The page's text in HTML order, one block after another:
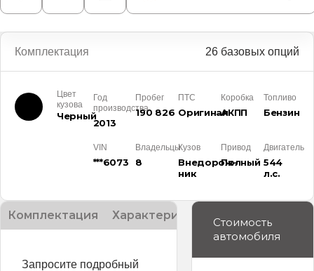
Комплектация 26 базовых опций
Цвет
кузова
Черный
Год
производства
2013
Пробег
190 826
ПТС
Оригинал
Коробка
АКПП
Топливо
Бензин
VIN
***6073
Владельцы
8
Кузов
Внедорож­
ник
Привод
Полный
Двигатель
544
л.с.
Комплектация Характеристики
Запросите подробный
Стоимость
автомобиля